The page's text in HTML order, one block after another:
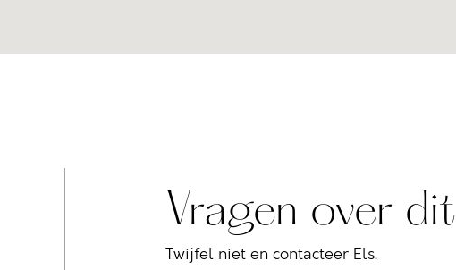
Vragen over
Twijfel niet en contacteer Els.